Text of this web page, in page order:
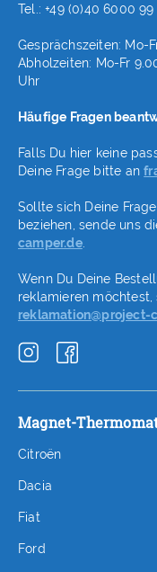
Tel.: +49 (0)40 6000 99
Gesprächszeiten: Mo-
Abholzeiten: Mo-Fr
Uhr
Häufige Fragen
Falls Du hier keine
Deine Frage bitte an
Sollte sich Deine
beziehen, sende uns
camper.de.
Wenn Du Deine
reklamieren
reklamation@project-
Magnet-
Citroën
Dacia
Fiat
Ford